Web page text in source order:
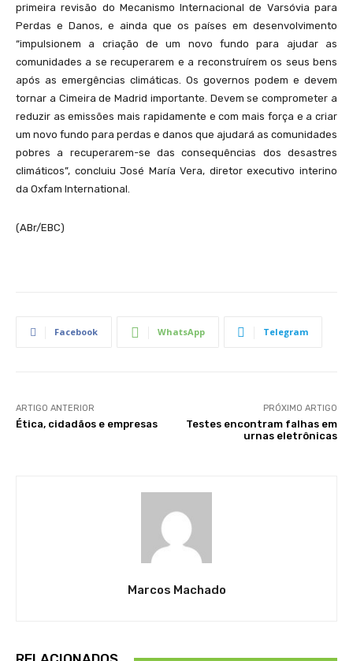
primeira revisão do Mecanismo Internacional de Varsóvia para
Perdas e Danos, e ainda que os países em desenvolvimento
“impulsionem a criação de um novo fundo para ajudar as
comunidades a se recuperarem e a reconstruírem os seus bens
após as emergências climáticas. Os governos podem e devem
tornar a Cimeira de Madrid importante. Devem se comprometer a
reduzir as emissões mais rapidamente e com mais força e a criar
um novo fundo para perdas e danos que ajudará as comunidades
pobres a recuperarem-se das consequências dos desastres
climáticos”, concluiu José María Vera, diretor executivo interino
da Oxfam International.
(ABr/EBC)
Facebook WhatsApp Telegram
ARTIGO ANTERIOR
Ética, cidadãos e empresas
PRÓXIMO ARTIGO
Testes encontram falhas em
urnas eletrônicas
Marcos Machado